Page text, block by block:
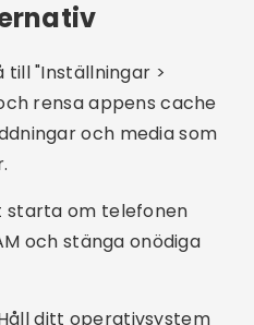
alla
är full av onödiga